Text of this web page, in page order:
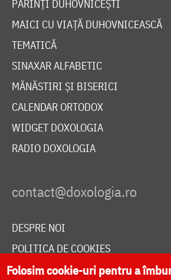
PĂRINȚI DUHOVNICEȘTI
MAICI CU VIAȚĂ DUHOVNICEASCĂ
TEMATICĂ
SINAXAR ALFABETIC
MĂNĂSTIRI ȘI BISERICI
CALENDAR ORTODOX
WIDGET DOXOLOGIA
RADIO DOXOLOGIA
DESPRE NOI
POLITICA DE COOKIES
DONEAZĂ ONLINE PENTRU
Folosim cookie-uri pentru a